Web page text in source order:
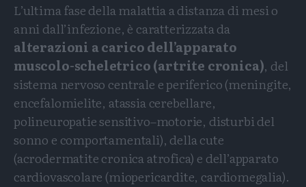
L’ultima fase della malattia a distanza di mesi o
anni dall’infezione, è caratterizzata da
alterazioni a carico dell’apparato
muscolo-scheletrico (artrite cronica), del
sistema nervoso centrale e periferico (meningite,
encefalomielite, atassia cerebellare,
polineuropatie sensitivo–motorie, disturbi del
sonno e comportamentali), della cute
(acrodermatite cronica atrofica) e dell’apparato
cardiovascolare (miopericardite, cardiomegalia).